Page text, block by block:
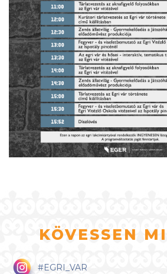
KÖVESSEN
#EGRI_VAR